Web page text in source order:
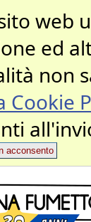
web
ed
non
Cookie
acconsento